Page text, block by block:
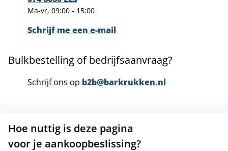
Ma-vr, 09:00 - 15:00
Schrijf me een e-mail
Bulkbestelling of bedrijfsaanvraag?
Schrijf ons op b2b@barkrukken.nl
Hoe nuttig is deze pagina
voor je aankoopbeslissing?